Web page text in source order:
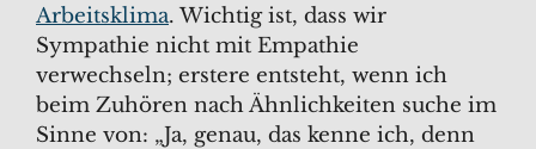
Arbeitsklima. Wichtig ist, dass wir
Sympathie nicht mit Empathie
verwechseln; erstere entsteht, wenn ich
beim Zuhören nach Ähnlichkeiten suche im
Sinne von: „Ja, genau, das kenne ich, denn